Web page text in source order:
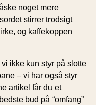
noget mere
stirrer trodsigt
og kaffekoppen
vi ikke kun styr på slotte
– vi har også styr
artikel får du et
bud på “omfang”